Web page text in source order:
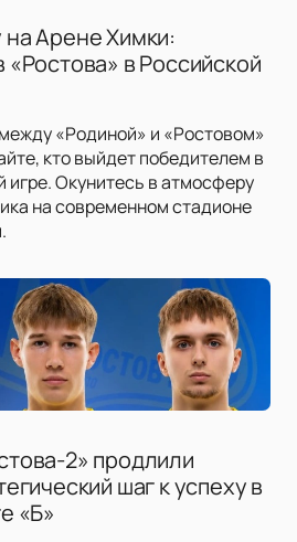
Арене Химки:
«Ростова» в Российской
«Родиной» и «Ростовом»
кто выйдет победителем в
Окунитесь в атмосферу
на современном стадионе
2» продлили
шаг к успеху в
«Б»